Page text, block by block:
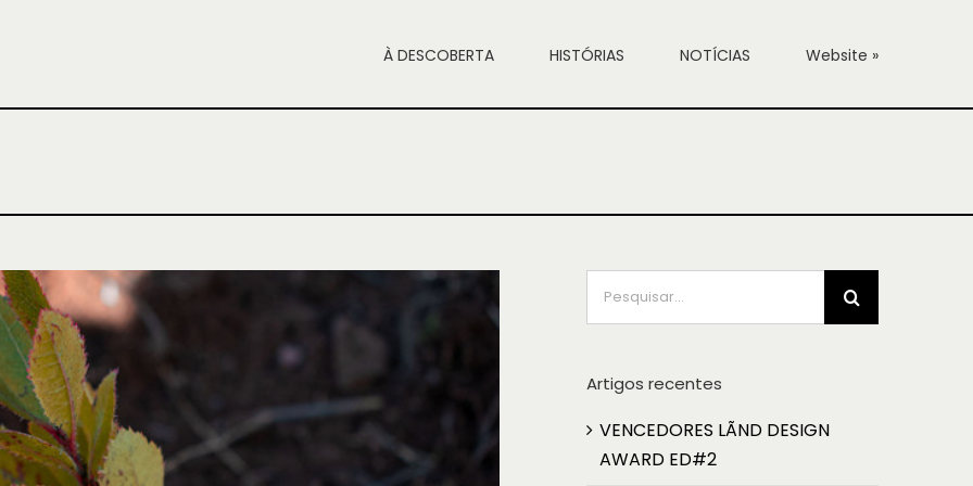
À DESCOBERTA HISTÓRIAS NOTÍCIAS Website »
em Alvoco da Serra
Artigos recentes
VENCEDORES LÃND DESIGN
AWARD ED#2